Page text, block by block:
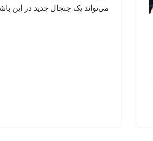
می‌تواند یک جنجال جدید در این